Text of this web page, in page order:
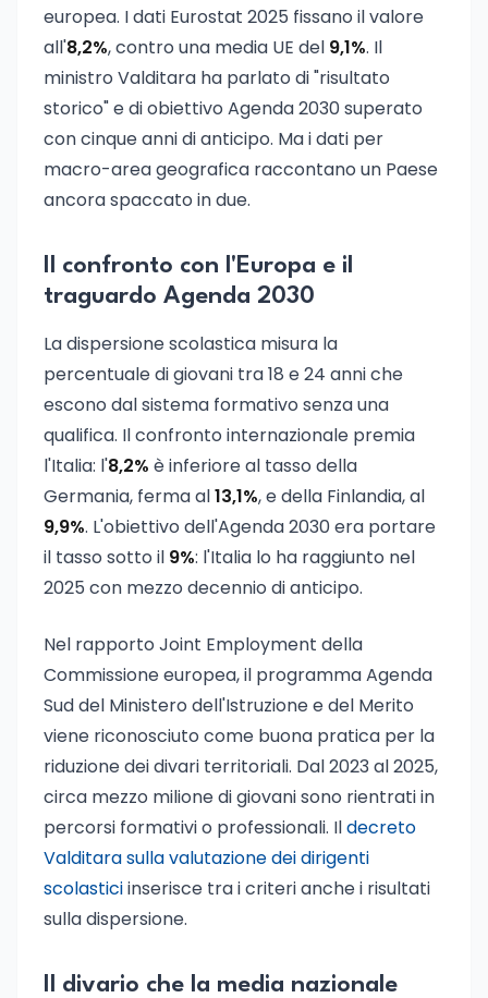
europea. I dati Eurostat 2025 fissano il valore
all'8,2%, contro una media UE del 9,1%. Il
ministro Valditara ha parlato di "risultato
storico" e di obiettivo Agenda 2030 superato
con cinque anni di anticipo. Ma i dati per
macro-area geografica raccontano un Paese
ancora spaccato in due.
Il confronto con l'Europa e il
traguardo Agenda 2030
La dispersione scolastica misura la
percentuale di giovani tra 18 e 24 anni che
escono dal sistema formativo senza una
qualifica. Il confronto internazionale premia
l'Italia: l'8,2% è inferiore al tasso della
Germania, ferma al13,1%, e della Finlandia, al
9,9%. L'obiettivo dell'Agenda 2030 era portare
il tasso sotto il 9%: l'Italia lo ha raggiunto nel
2025 con mezzo decennio di anticipo.
Nel rapporto Joint Employment della
Commissione europea, il programma Agenda
Sud del Ministero dell'Istruzione e del Merito
viene riconosciuto come buona pratica per la
riduzione dei divari territoriali. Dal 2023 al 2025,
circa mezzo milione di giovani sono rientrati in
percorsi formativi o professionali. Ildecreto
Valditara sulla valutazione dei dirigenti
scolasticiinserisce tra i criteri anche i risultati
sulla dispersione.
Il divario che la media nazionale